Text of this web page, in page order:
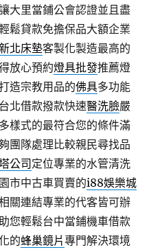
大里當鋪公會認證並且盡
鬆貸款免擔保品大額企業
北床墊客製化製造最高的
放心預約燈具批發推薦燈
造宗教用品的佛具多功能
北借款撥款快速醫洗臉嚴
樣式的最符合您的條件滿
團隊處理比較親民尋找品
公司 定位專業的水管清洗
市中古車買賣的i88娛樂城
關連結專業的代客皆可辦
您輕鬆台中當鋪機車借款
的蜂巢鏡片專門解決環境